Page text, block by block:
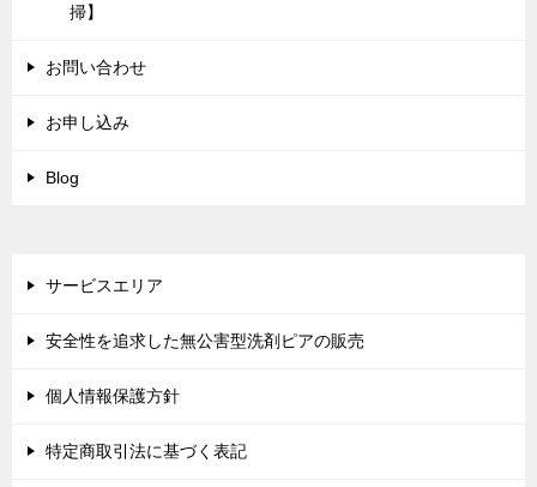
掃】
お問い合わせ
お申し込み
Blog
サービスエリア
安全性を追求した無公害型洗剤ピアの販売
個人情報保護方針
特定商取引法に基づく表記